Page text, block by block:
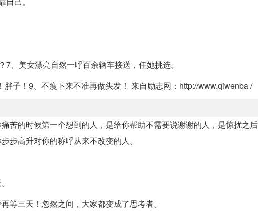
、美女漂亮自然一呼百余辆车接送，任她挑选。
胖子！9、不瘦下来不准再做头发！ 来自励志网：http://www.qiwenba /
苦的时候第一个想到的人，是给你帮助不需要说谢谢的人，是惊扰之后
步高升对你的称呼从来不改变的人。
三天！忽然之间，大家都变成了思考者。